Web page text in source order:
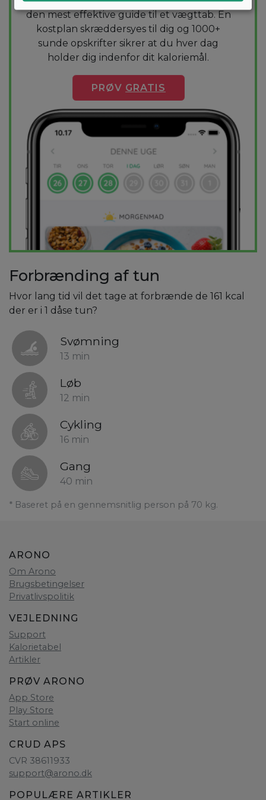
den mest effektive guide til et vægttab. En
kostplan skræddersyes til dig og 1000+
sunde opskrifter sikrer at du hver dag
holder dig indenfor dit kaloriemål.
PRØV GRATIS
Forbrænding af tun
Hvor lang tid vil det tage at forbrænde de 161 kcal
der er i 1 dåse tun?
Svømning
13 min
Løb
12 min
Cykling
16 min
Gang
40 min
* Baseret på en gennemsnitlig person på 70 kg.
ARONO
Om Arono
Brugsbetingelser
Privatlivspolitik
VEJLEDNING
Support
Kalorietabel
Artikler
PRØV ARONO
App Store
Play Store
Start online
CRUD APS
CVR 38611933
support@arono.dk
POPULÆRE ARTIKLER